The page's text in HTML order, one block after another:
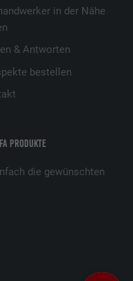
PRODUKTE
die gewünschten
in der Nähe
& Antworten
bestellen
Networking-Dienst
Networking-Dienst
der